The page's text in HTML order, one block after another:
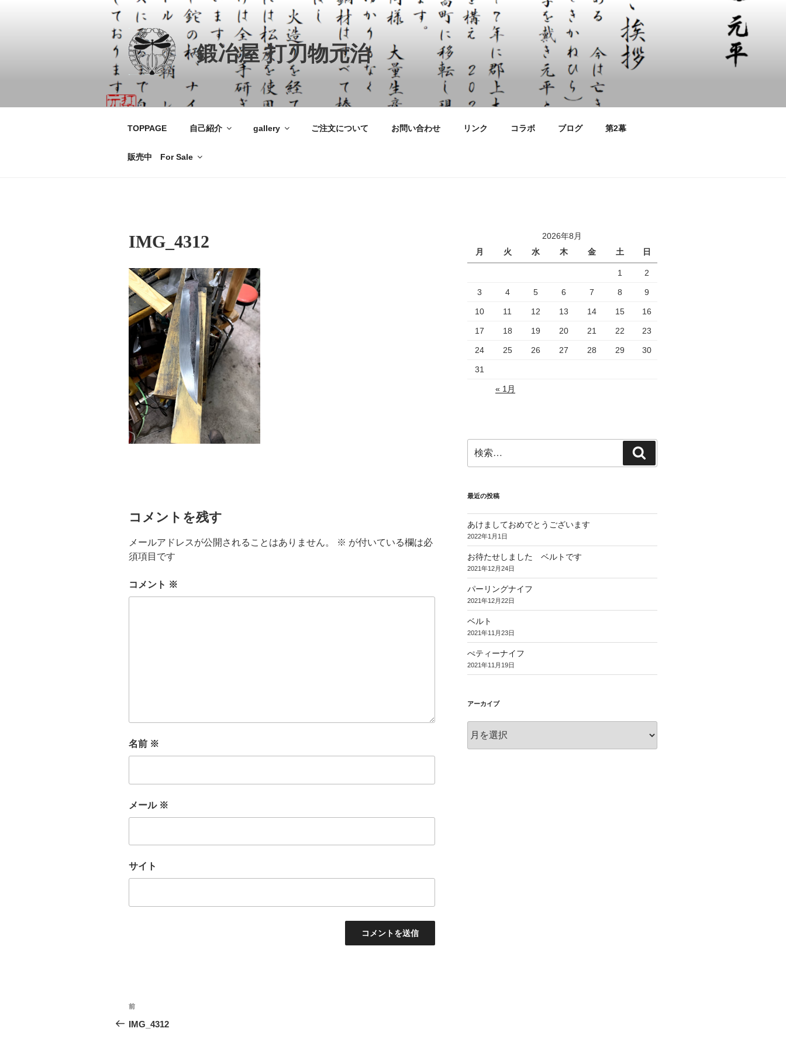
鍛冶屋 打刃物元治
TOPPAGE 自己紹介 gallery ご注文について お問い合わせ リンク コラボ ブログ 第2幕
販売中 For Sale
IMG_4312
コメントを残す
メールアドレスが公開されることはありません。 ※ が付いている欄は必
須項目です
コメント ※
名前 ※
メール ※
サイト
投
稿
前
の
前
IMG_4312
2026年8月
月
火 水 木 金 土 日
1 2
3 4 5 6 7 8 9
10 11 12 13 14 15 16
17 18 19 20 21 22 23
24 25 26 27 28 29 30
31
« 1月
索:
索
最近の投稿
あけましておめでとうございます
2022年1月1日
お待たせしました ベルトです
2021年12月24日
パーリングナイフ
2021年12月22日
ベルト
2021年11月23日
ぺティーナイフ
2021年11月19日
アーカイブ
ー